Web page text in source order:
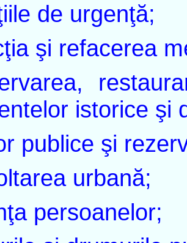
de urgenţă;
şi refacerea
istorice şi
publice şi
urbană;
persoanelor;